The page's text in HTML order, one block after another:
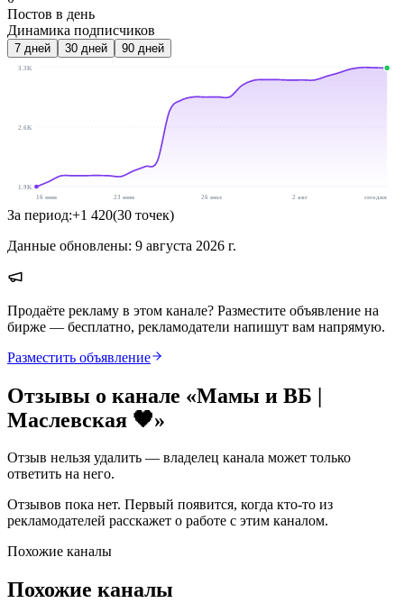
Постов в день
Динамика подписчиков
7 дней 30 дней 90 дней
3.3K
2.6K
1.9K
16 июн
23 июн 26 июл 2 авг сегодня
За период:+1 420(30 точек)
Данные обновлены: 9 августа 2026 г.
Продаёте рекламу в этом канале? Разместите объявление на
бирже — бесплатно, рекламодатели напишут вам напрямую.
Разместить объявление
Отзывы о канале «Мамы и ВБ |
Маслевская 🖤»
Отзыв нельзя удалить — владелец канала может только
ответить на него.
Отзывов пока нет. Первый появится, когда кто-то из
рекламодателей расскажет о работе с этим каналом.
Похожие каналы
Похожие каналы